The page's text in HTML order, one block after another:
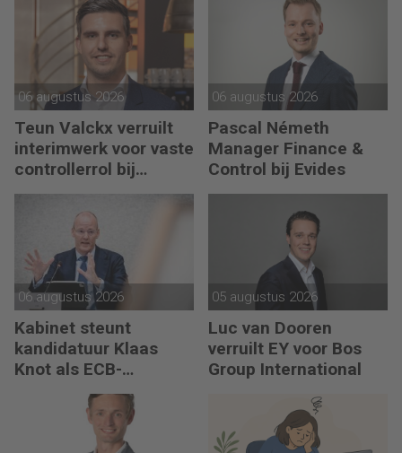
06 augustus 2026
Teun Valckx verruilt
interimwerk voor vaste
controllerrol bij
Synthon
06 augustus 2026
Pascal Németh
Manager Finance &
Control bij Evides
06 augustus 2026
Kabinet steunt
kandidatuur Klaas
Knot als ECB-
05 augustus 2026
Luc van Dooren
verruilt EY voor Bos
Group International